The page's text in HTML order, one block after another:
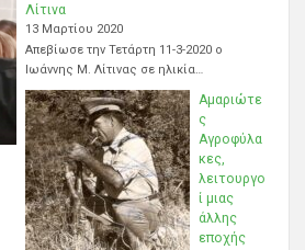
Λίτινα
13 Μαρτίου 2020
Απεβίωσε την Τετάρτη 11-3-2020 ο
Ιωάννης Μ. Λίτινας σε ηλικία…
Αμαριώτε
ς
Αγροφύλα
κες,
λειτουργο
ί μιας
άλλης
εποχής